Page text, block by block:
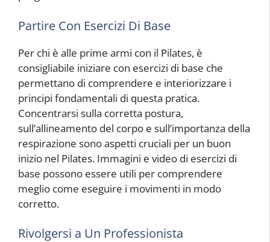
Partire Con Esercizi Di Base
Per chi è alle prime armi con il Pilates, è
consigliabile iniziare con esercizi di base che
permettano di comprendere e interiorizzare i
principi fondamentali di questa pratica.
Concentrarsi sulla corretta postura,
sull’allineamento del corpo e sull’importanza della
respirazione sono aspetti cruciali per un buon
inizio nel Pilates. Immagini e video di esercizi di
base possono essere utili per comprendere
meglio come eseguire i movimenti in modo
corretto.
Rivolgersi a Un Professionista